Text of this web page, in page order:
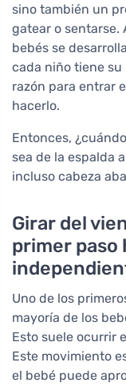
sino también un
gatear o sentarse.
bebés se
cada niño tiene
razón para entrar
hacerlo.
Entonces,
sea de la espalda
incluso cabeza
Girar del
primer paso
Uno de los
mayoría de los
Esto suele ocurrir
Este movimiento
el bebé puede